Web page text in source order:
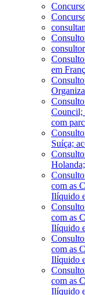
em
Council;
com
Suíça;
com as
Ilíquido
com as
Ilíquido
com as
Ilíquido
com as
Ilíquido